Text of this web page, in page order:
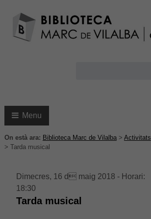
Menu
On està ara: Biblioteca Marc de Vilalba> Activitats
> Tarda musical
Dimecres, 16 d maig 2018 - Horari:
18:30
Tarda musical